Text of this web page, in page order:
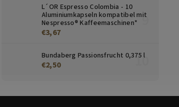
L´OR Espresso Colombia - 10
Aluminiumkapseln kompatibel mit
Nespresso® Kaffeemaschinen*
€3,67
Bundaberg Passionsfrucht 0,375 l
€2,50